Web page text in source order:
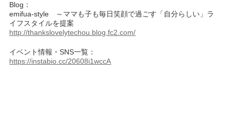
Blog：
emifua-style ～ママも子も毎日笑顔で過ごす「自分らしい」ラ
イフスタイルを提案
http://thankslovelytechou.blog.fc2.com/
イベント情報・SNS一覧：
https://instabio.cc/20608i1wccA